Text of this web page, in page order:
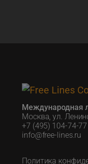
Международная
Москва, ул.
+7 (495) 104-74-77
info@free-lines.ru
Политика